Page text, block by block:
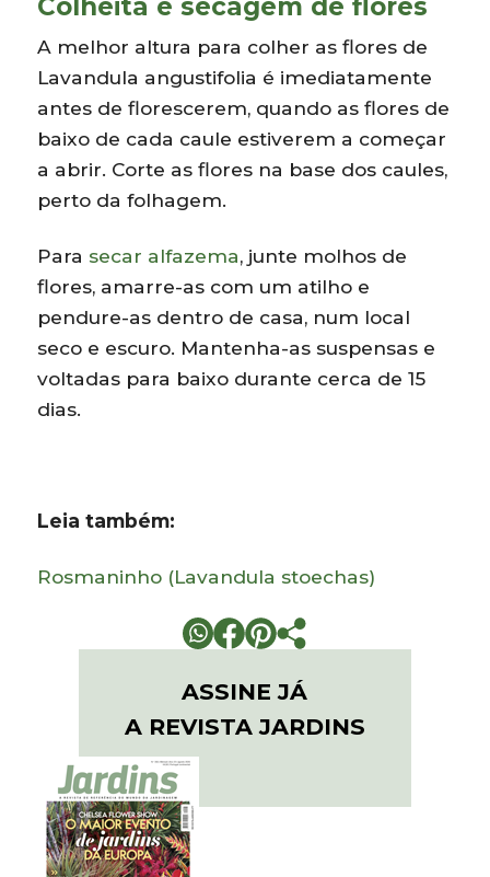
Colheita e secagem de flores
A melhor altura para colher as flores de
Lavandula angustifolia é imediatamente
antes de florescerem, quando as flores de
baixo de cada caule estiverem a começar
a abrir. Corte as flores na base dos caules,
perto da folhagem.
Para secar alfazema, junte molhos de
flores, amarre-as com um atilho e
pendure-as dentro de casa, num local
seco e escuro. Mantenha-as suspensas e
voltadas para baixo durante cerca de 15
dias.
Leia também:
Rosmaninho (Lavandula stoechas)
ASSINE JÁ
A REVISTA JARDINS